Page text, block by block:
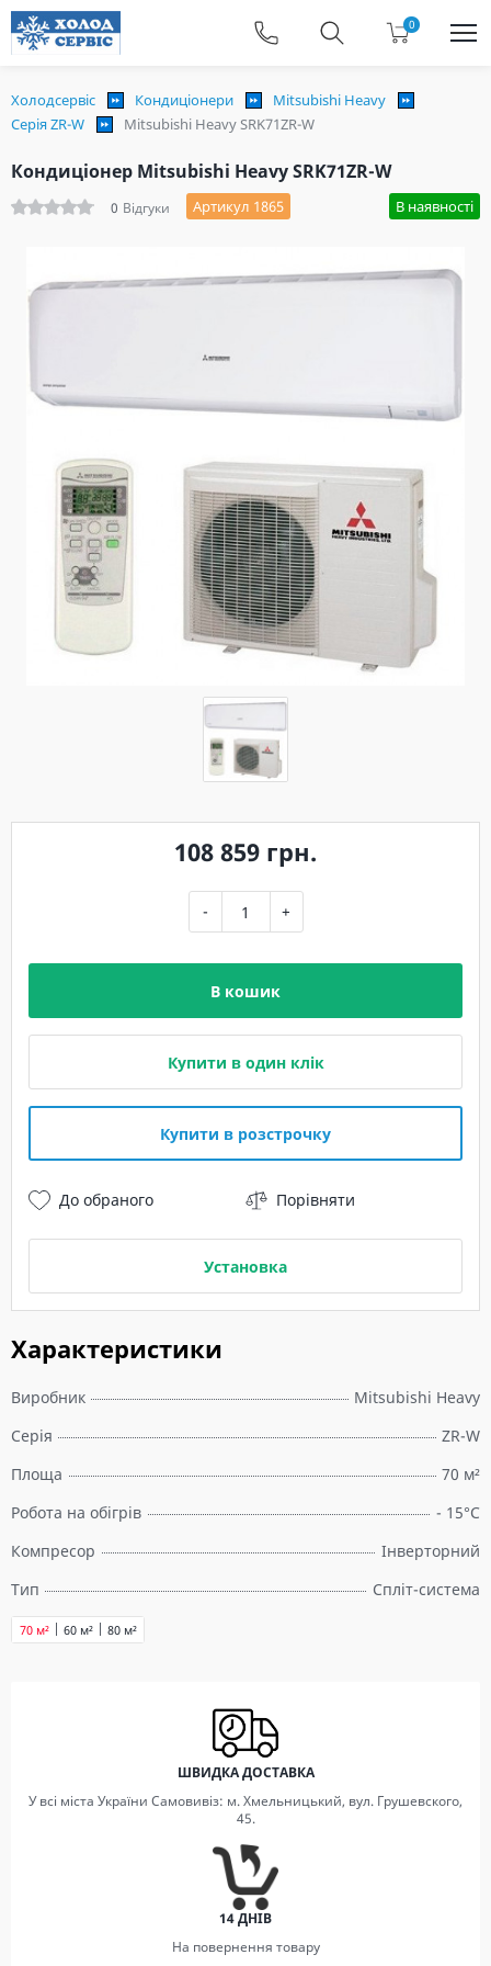
0
Холодсервіс Кондиціонери
Mitsubishi Heavy
Серія ZR-W
Mitsubishi Heavy SRK71ZR-W
Кондиціонер Mitsubishi Heavy SRK71ZR-W
0 Відгуки Артикул 1865 В наявності
Характеристики
Виробник
Mitsubishi Heavy
Серія
ZR-W
Площа
70 м²
Робота на обігрів
- 15°C
Компресор
Інверторний
Тип
Спліт-система
60 м²
70 м² 80 м²
108 859 грн.
- +
В кошик
Купити в один клік
Купити в розстрочку
До обраного Порівняти
Установка
ШВИДКА ДОСТАВКА
У всі міста України Самовивіз: м. Хмельницький, вул. Грушевского,
45.
14 ДНІВ
На повернення товару